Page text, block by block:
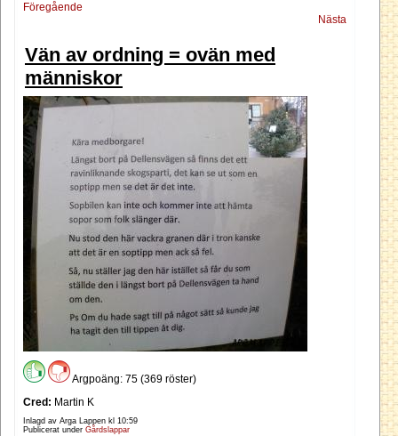
Föregående
Nästa
Vän av ordning = ovän med
människor
Argpoäng: 75 (369 röster)
Cred: Martin K
Inlagd av Arga Lappen kl 10:59
Publicerat under Gårdslappar